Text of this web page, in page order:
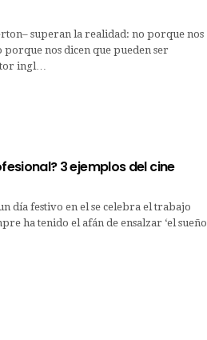
superan la realidad: no porque nos
porque nos dicen que pueden ser
ingl…
3 ejemplos del cine
día festivo en el se celebra el trabajo
ha tenido el afán de ensalzar ‘el sueño